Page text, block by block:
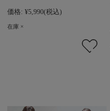
価格: ¥5,990(税込)
在庫 ×